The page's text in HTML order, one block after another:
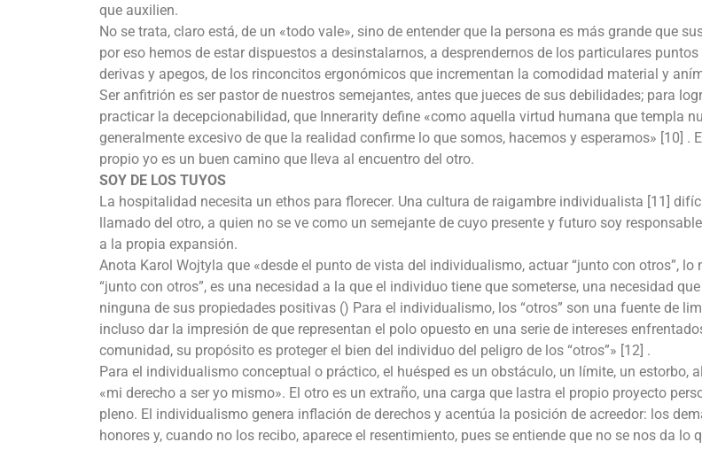
que auxilien.
No se trata, claro está, de un «todo vale», sino de entender que la persona es más grande que
por eso hemos de estar dispuestos a desinstalarnos, a desprendernos de los particulares
derivas y apegos, de los rinconcitos ergonómicos que incrementan la comodidad material y
Ser anfitrión es ser pastor de nuestros semejantes, antes que jueces de sus debilidades; para
practicar la decepcionabilidad, que Innerarity define «como aquella virtud humana que templa
generalmente excesivo de que la realidad confirme lo que somos, hacemos y esperamos» [10] .
propio yo es un buen camino que lleva al encuentro del otro.
SOY DE LOS TUYOS
La hospitalidad necesita un ethos para florecer. Una cultura de raigambre individualista [11]
llamado del otro, a quien no se ve como un semejante de cuyo presente y futuro soy
a la propia expansión.
Anota Karol Wojtyla que «desde el punto de vista del individualismo, actuar “junto con otros”, lo
“junto con otros”, es una necesidad a la que el individuo tiene que someterse, una necesidad
ninguna de sus propiedades positivas () Para el individualismo, los “otros” son una fuente de
incluso dar la impresión de que representan el polo opuesto en una serie de intereses
comunidad, su propósito es proteger el bien del individuo del peligro de los “otros”» [12] .
Para el individualismo conceptual o práctico, el huésped es un obstáculo, un límite, un estorbo,
«mi derecho a ser yo mismo». El otro es un extraño, una carga que lastra el propio proyecto
pleno. El individualismo genera inflación de derechos y acentúa la posición de acreedor: los
honores y, cuando no los recibo, aparece el resentimiento, pues se entiende que no se nos da lo